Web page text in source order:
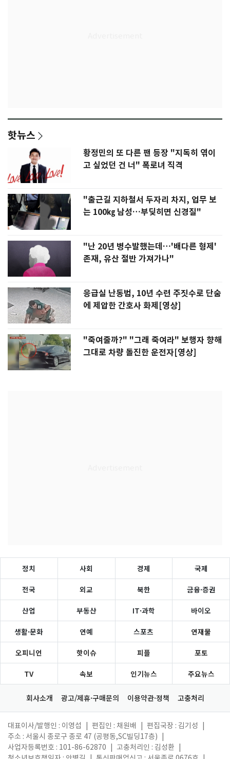
핫뉴스
황정민의 또 다른 팬 등장 "지독히 엮이
고 싶었던 건 너" 폭로녀 직격
"출근길 지하철서 두자리 차지, 업무 보
는 100㎏ 남성…부딪히면 신경질"
"난 20년 병수발했는데…'배다른 형제'
존재, 유산 절반 가져가나"
응급실 난동범, 10년 수련 주짓수로 단숨
에 제압한 간호사 화제[영상]
"죽여줄까?" "그래 죽여라" 보행자 향해
그대로 차량 돌진한 운전자[영상]
정치 사회 경제 국제
전국 외교 북한 금융·증권
산업 부동산 IT·과학 바이오
생활·문화 연예 스포츠 연재물
오피니언 핫이슈 피플 포토
TV 속보 인기뉴스 주요뉴스
회사소개 광고/제휴·구매문의 이용약관·정책 고충처리
대표이사/발행인 : 이영섭 편집인 : 채원배 편집국장 : 김기성
주소 : 서울시 종로구 종로 47 (공평동,SC빌딩17층)
사업자등록번호 : 101-86-62870
고충처리인 : 김성환